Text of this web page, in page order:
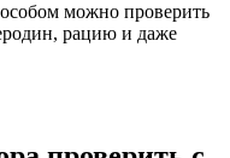
можно проверить
рацию и даже